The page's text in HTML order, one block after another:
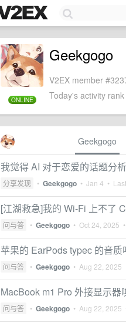
ONLINE
Geekgogo
V2EX member
Today's activity rank
Geekgogo
我觉得 AI 对于恋爱的话题分
分享发现 • Geekgogo • Jan 4 •
[江湖救急]我的 Wi-Fi 上不了
问与答 • Geekgogo • Oct 24, 2025
苹果的 EarPods typec 的音质
问与答 • Geekgogo • Aug 22, 2025
MacBook m1 Pro 外接显示器
问与答 • Geekgogo • Aug 22, 2025